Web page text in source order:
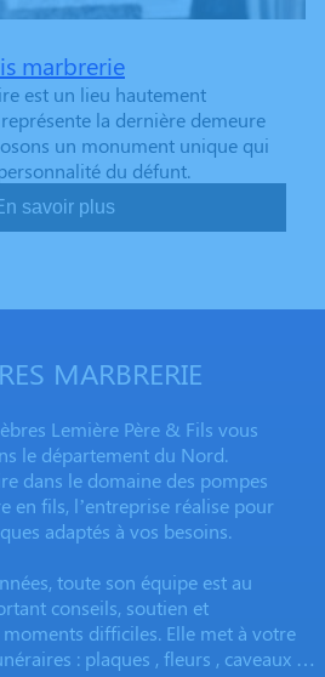
marbrerie
est un lieu hautement
la dernière demeure
un monument unique qui
du défunt.
savoir plus
MARBRERIE
Lemière Père & Fils vous
le département du Nord.
dans le domaine des pompes
en fils, l’entreprise réalise pour
adaptés à vos besoins.
toute son équipe est au
conseils, soutien et
difficiles. Elle met à votre
: plaques , fleurs , caveaux …